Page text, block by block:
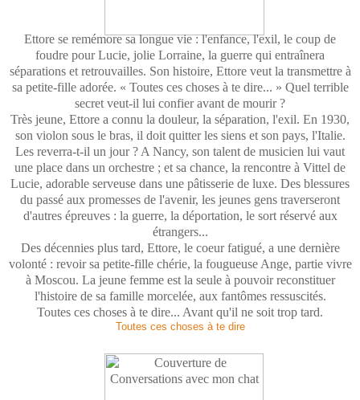
Ettore se remémore sa longue vie : l'enfance, l'exil, le coup de
foudre pour Lucie, jolie Lorraine, la guerre qui entraînera
séparations et retrouvailles. Son histoire, Ettore veut la transmettre à
sa petite-fille adorée. « Toutes ces choses à te dire... » Quel terrible
secret veut-il lui confier avant de mourir ?
Très jeune, Ettore a connu la douleur, la séparation, l'exil. En 1930,
son violon sous le bras, il doit quitter les siens et son pays, l'Italie.
Les reverra-t-il un jour ? A Nancy, son talent de musicien lui vaut
une place dans un orchestre ; et sa chance, la rencontre à Vittel de
Lucie, adorable serveuse dans une pâtisserie de luxe. Des blessures
du passé aux promesses de l'avenir, les jeunes gens traverseront
d'autres épreuves : la guerre, la déportation, le sort réservé aux
étrangers...
Des décennies plus tard, Ettore, le coeur fatigué, a une dernière
volonté : revoir sa petite-fille chérie, la fougueuse Ange, partie vivre
à Moscou. La jeune femme est la seule à pouvoir reconstituer
l'histoire de sa famille morcelée, aux fantômes ressuscités.
Toutes ces choses à te dire... Avant qu'il ne soit trop tard.
Toutes ces choses à te dire